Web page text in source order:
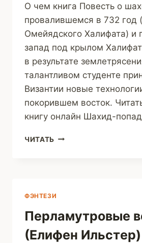
О чем книга Повесть о
провалившемся в 732 год
Омейядского Халифата) и
запад под крылом
в результате
талантливом студенте
Византии новые
покорившем восток.
книгу онлайн Шахид-
ЧИТАТЬ ШАХИД-
ФЭНТЕЗИ
Перламутровые
(Елифен Ильстер)